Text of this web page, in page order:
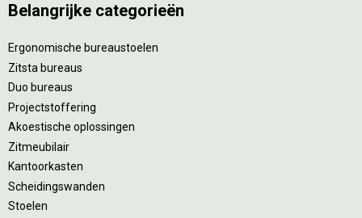
Belangrijke categorieën
Ergonomische bureaustoelen
Zitsta bureaus
Duo bureaus
Projectstoffering
Akoestische oplossingen
Zitmeubilair
Kantoorkasten
Scheidingswanden
Stoelen